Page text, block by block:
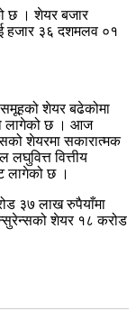
छ । शेयर बजार
३६ दशमलव ०१
शेयर बढेकोमा
लागेको छ । आज
शेयरमा सकारात्मक
वित्तीय
लागेको छ ।
३७ लाख रुपैयाँमा
शेयर १८ करोड